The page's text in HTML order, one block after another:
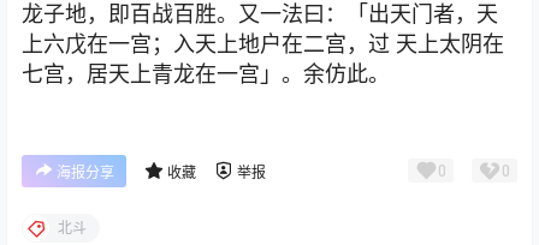
龙子地，即百战百胜。又一法曰：「出天门者，天
上六戊在一宫；入天上地户在二宫，过 天上太阴在
七宫，居天上青龙在一宫」。余仿此。
海报分享 收藏 举报 0 0
北斗